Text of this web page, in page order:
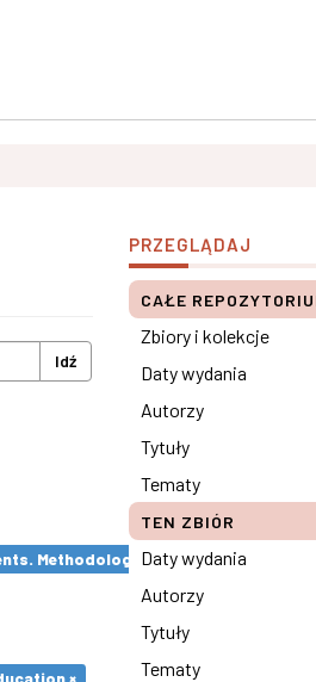
Idź
Methodological remarks ×
×
PRZEGLĄDAJ
CAŁE
Zbiory i kolekcje
Daty wydania
Autorzy
Tytuły
Tematy
TEN ZBIÓR
Daty wydania
Autorzy
Tytuły
Tematy